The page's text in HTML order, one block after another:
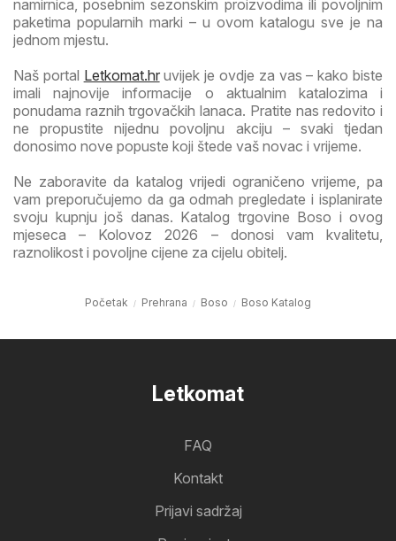
namirnica, posebnim sezonskim proizvodima ili povoljnim
paketima popularnih marki – u ovom katalogu sve je na
jednom mjestu.
Naš portal Letkomat.hruvijek je ovdje za vas – kako biste
imali najnovije informacije o aktualnim katalozima i
ponudama raznih trgovačkih lanaca. Pratite nas redovito i
ne propustite nijednu povoljnu akciju – svaki tjedan
donosimo nove popuste koji štede vaš novac i vrijeme.
Ne zaboravite da katalog vrijedi ograničeno vrijeme, pa
vam preporučujemo da ga odmah pregledate i isplanirate
svoju kupnju još danas. Katalog trgovine Boso i ovog
mjeseca – Kolovoz 2026 – donosi vam kvalitetu,
raznolikost i povoljne cijene za cijelu obitelj.
Početak Prehrana Boso Boso Katalog
Letkomat
FAQ
Kontakt
Prijavi sadržaj